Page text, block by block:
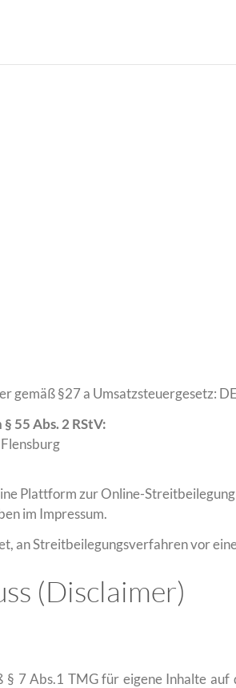
gemäß §27 a Umsatzsteuergesetz:
55 Abs. 2 RStV:
Plattform zur Online-
im Impressum.
an Streitbeilegungsverfahren vor
(Disclaimer)
7 Abs.1 TMG für eigene Inhalte